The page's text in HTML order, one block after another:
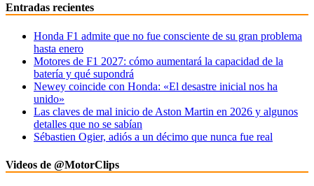
Entradas recientes
Honda F1 admite que no fue consciente de su gran problema
hasta enero
Motores de F1 2027: cómo aumentará la capacidad de la
batería y qué supondrá
Newey coincide con Honda: «El desastre inicial nos ha
unido»
Las claves de mal inicio de Aston Martin en 2026 y algunos
detalles que no se sabían
Sébastien Ogier, adiós a un décimo que nunca fue real
Videos de @MotorClips